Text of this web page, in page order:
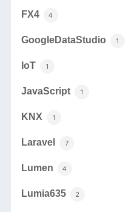
FX4 4
GoogleDataStudio 1
IoT 1
JavaScript 1
KNX 1
Laravel 7
Lumen 4
Lumia635 2